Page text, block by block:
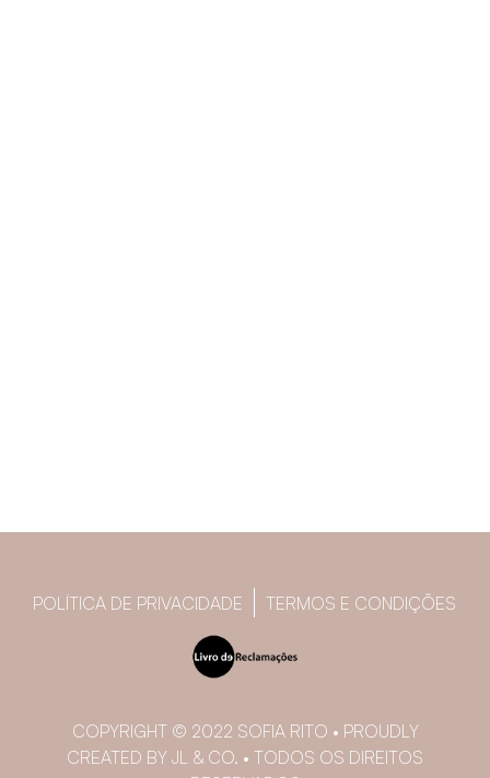
POLÍTICA DE PRIVACIDADE TERMOS E CONDIÇÕES
COPYRIGHT © 2022 SOFIA RITO • PROUDLY
CREATED BY JL & CO. • TODOS OS DIREITOS